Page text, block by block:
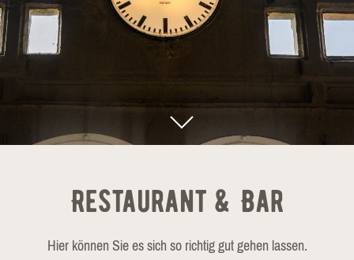
Restaurant & Bar
Hier können Sie es sich so richtig gut gehen lassen.